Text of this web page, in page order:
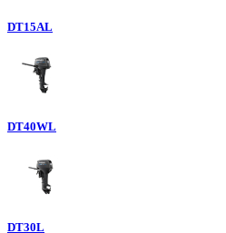
DT15AL
DT40WL
DT30L